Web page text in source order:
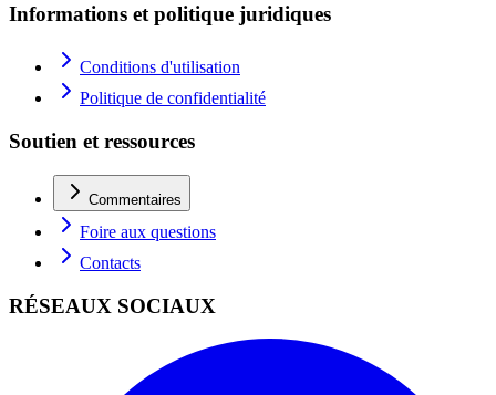
Informations et politique juridiques
Conditions d'utilisation
Politique de confidentialité
Soutien et ressources
Commentaires
Foire aux questions
Contacts
RÉSEAUX SOCIAUX